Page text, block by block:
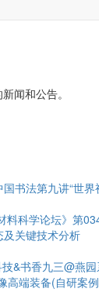
闻和公告。
书法第九讲“世界
料科学论坛》第
关键技术分析
&书香九三@燕
高端装备(自研案